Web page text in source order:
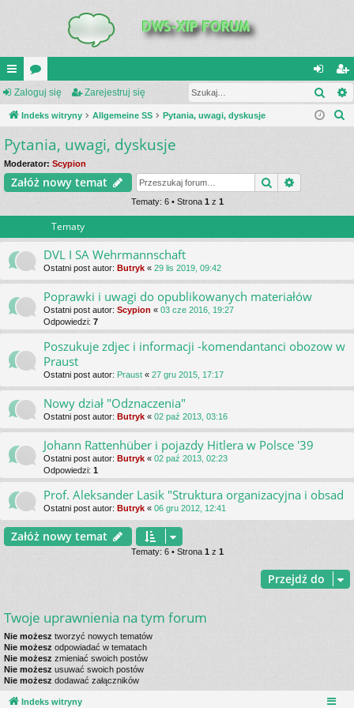
UI
C
K
_L
IN
or
a
al
og
ar
ej
Zaloguj się Zarejestruj się
Indeks witryny Allgemeine SS Pytania, uwagi, dyskusje
Pytania, uwagi, dyskusje
Moderator: Scypion
Załóż nowy temat Szukaj
Tematy: 6 • Strona 1 z 1
Tematy
DVL I SA Wehrmannschaft
Ostatni post autor: Butryk « 29 lis 2019, 09:42
Poprawki i uwagi do opublikowanych materiałów
Ostatni post autor: Scypion « 03 cze 2016, 19:27
Odpowiedzi: 7
Poszukuje zdjec i informacji -komendantanci obozow w
Praust
Ostatni post autor: Praust « 27 gru 2015, 17:17
Nowy dział "Odznaczenia"
Ostatni post autor: Butryk « 02 paź 2013, 03:16
Johann Rattenhüber i pojazdy Hitlera w Polsce '39
Ostatni post autor: Butryk « 02 paź 2013, 02:23
Odpowiedzi: 1
Prof. Aleksander Lasik "Struktura organizacyjna i obsad
Ostatni post autor: Butryk « 06 gru 2012, 12:41
Załóż nowy temat
Tematy: 6 • Strona 1 z 1
Przejdź do
Twoje uprawnienia na tym forum
Nie możesz tworzyć nowych tematów
Nie możesz odpowiadać w tematach
Nie możesz zmieniać swoich postów
Nie możesz usuwać swoich postów
Nie możesz dodawać załączników
Indeks witryny